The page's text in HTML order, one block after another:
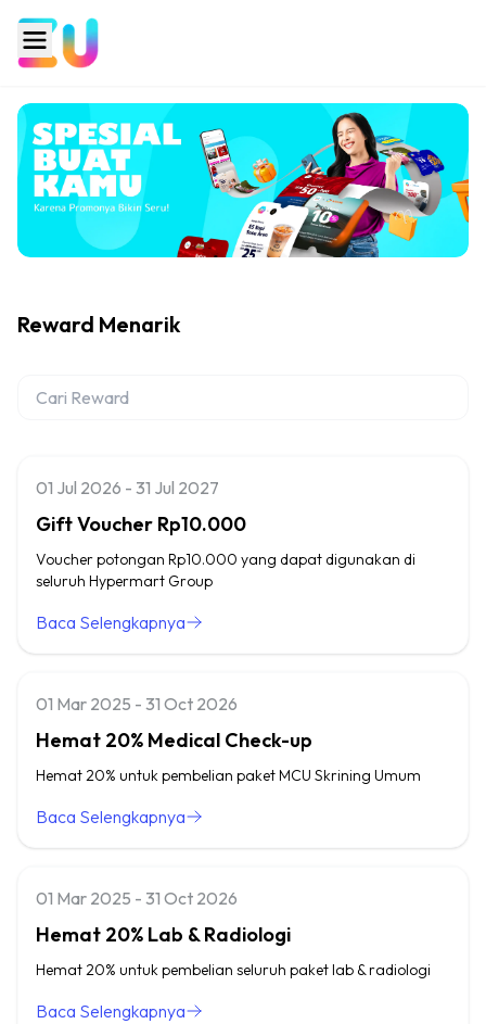
Reward Menarik
01 Jul 2026 - 31 Jul 2027
Gift Voucher Rp10.000
Voucher potongan Rp10.000 yang dapat digunakan di
seluruh Hypermart Group
Baca Selengkapnya
01 Mar 2025 - 31 Oct 2026
Hemat 20% Medical Check-up
Hemat 20% untuk pembelian paket MCU Skrining Umum
Baca Selengkapnya
01 Mar 2025 - 31 Oct 2026
Hemat 20% Lab & Radiologi
Hemat 20% untuk pembelian seluruh paket lab & radiologi
Baca Selengkapnya